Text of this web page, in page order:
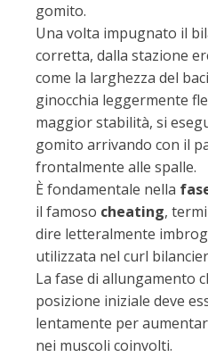
gomito.
Una volta impugnato il
corretta, dalla stazione
come la larghezza del
ginocchia leggermente
maggior stabilità, si
gomito arrivando con il
frontalmente alle spalle.
È fondamentale nella
il famoso cheating,
dire letteralmente
utilizzata nel curl
La fase di allungamento
posizione iniziale deve
lentamente per
nei muscoli coinvolti.